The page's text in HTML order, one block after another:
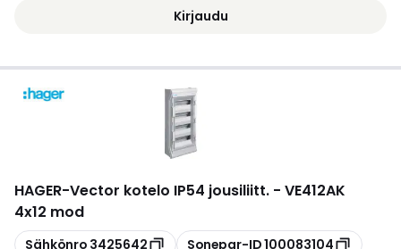
Kirjaudu
HAGER-Vector kotelo IP54 jousiliitt. - VE412AK
4x12 mod
Kopioi
Sähkönro 3425642 Kopioi
Sonepar-ID100083104